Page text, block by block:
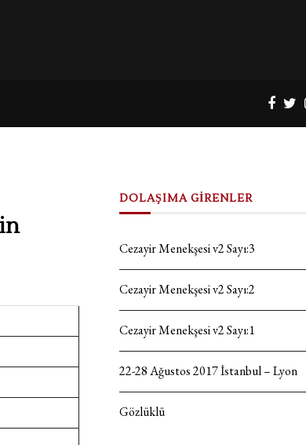
DOLAŞIMA GİRENLER
Cezayir Menekşesi v2 Sayı:3
Cezayir Menekşesi v2 Sayı:2
Cezayir Menekşesi v2 Sayı:1
22-28 Ağustos 2017 İstanbul – Lyon
Gözlüklü